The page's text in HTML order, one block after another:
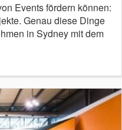
Events fördern können:
Genau diese Dinge
in Sydney mit dem